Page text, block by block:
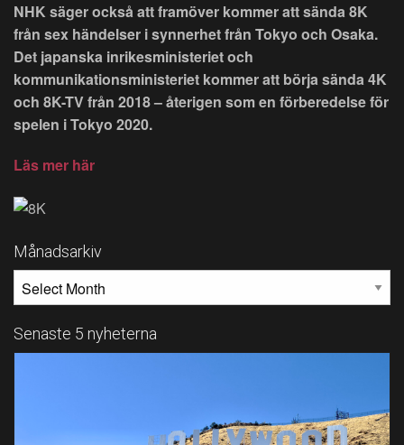
NHK säger också att framöver kommer att sända 8K
från sex händelser i synnerhet från Tokyo och Osaka.
Det japanska inrikesministeriet och
kommunikationsministeriet kommer att börja sända 4K
och 8K-TV från 2018 – återigen som en förberedelse för
spelen i Tokyo 2020.
Läs mer här
Månadsarkiv
Senaste 5 nyheterna